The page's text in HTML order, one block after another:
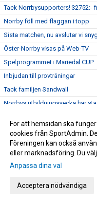
Tack Norrbysupporters! 32752:-
Norrby föll med flaggan i topp
Sista matchen, nu avslutar vi
Öster-Norrby visas på Web-TV
Spelprogrammet i Mariedal CUP
Inbjudan till provträningar
Tack familjen Sandwall
Norrbys utbildningsvecka har
Vi har klarat nytt kontrakt!
Årets viktigaste match
Norrbys P15 spelar DM/SM-kval
Nu gäller det! Vinna eller försvinna!
Grattis Raymond Fridén
För att hemsidan ska
cookies från SportAdmin.
Föreningen kan också
eller marknadsföring. Du
Anpassa dina val
Acceptera nödvändiga